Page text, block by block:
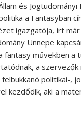
és
a Fantasyban
igazgatója, írt már
Ünnepe
fantasy művekben a
a szervezők
politikai-,
kezdődik, aki a